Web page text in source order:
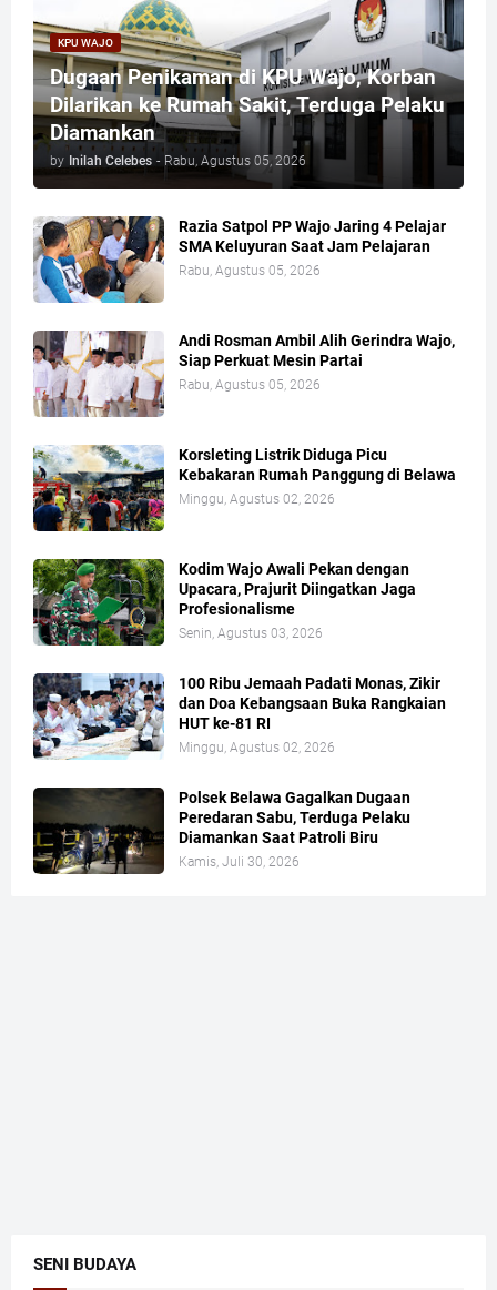
KPU WAJO
Dugaan Penikaman di KPU Wajo, Korban
Dilarikan ke Rumah Sakit, Terduga Pelaku
Diamankan
by Inilah Celebes - Rabu, Agustus 05, 2026
Razia Satpol PP Wajo Jaring 4 Pelajar
SMA Keluyuran Saat Jam Pelajaran
Rabu, Agustus 05, 2026
Andi Rosman Ambil Alih Gerindra Wajo,
Siap Perkuat Mesin Partai
Rabu, Agustus 05, 2026
Korsleting Listrik Diduga Picu
Kebakaran Rumah Panggung di Belawa
Minggu, Agustus 02, 2026
Kodim Wajo Awali Pekan dengan
Upacara, Prajurit Diingatkan Jaga
Profesionalisme
Senin, Agustus 03, 2026
100 Ribu Jemaah Padati Monas, Zikir
dan Doa Kebangsaan Buka Rangkaian
HUT ke-81 RI
Minggu, Agustus 02, 2026
Polsek Belawa Gagalkan Dugaan
Peredaran Sabu, Terduga Pelaku
Diamankan Saat Patroli Biru
Kamis, Juli 30, 2026
SENI BUDAYA